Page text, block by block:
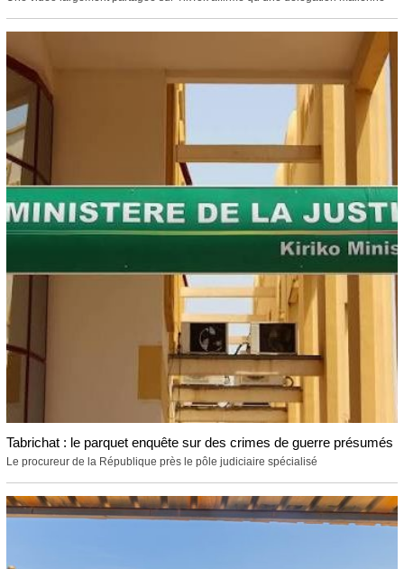
Tabrichat : le parquet enquête sur des crimes de guerre présumés
Le procureur de la République près le pôle judiciaire spécialisé